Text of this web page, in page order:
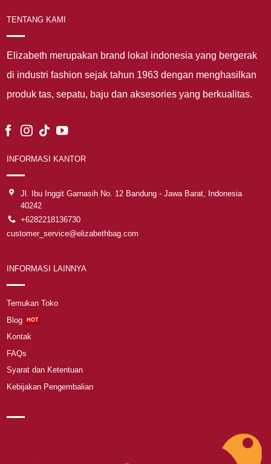
TENTANG KAMI
Elizabeth merupakan brand lokal indonesia yang bergerak
di industri fashion sejak tahun 1963 dengan menghasilkan
produk tas, sepatu, baju dan aksesories yang berkualitas.
INFORMASI KANTOR
Jl. Ibu Inggit Garnasih No. 12 Bandung - Jawa Barat, Indonesia
40242
+6282218136730
customer_service@elizabethbag.com
INFORMASI LAINNYA
Temukan Toko
Blog
Kontak
FAQs
Syarat dan Ketentuan
Kebijakan Pengembalian